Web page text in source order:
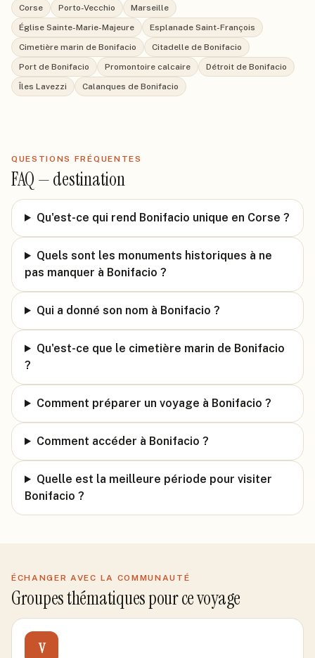
Corse Porto-Vecchio
Marseille
Église Sainte-Marie-Majeure
Esplanade Saint-François
Cimetière marin de Bonifacio
Citadelle de Bonifacio
Port de Bonifacio
Promontoire calcaire
Détroit de Bonifacio
Îles Lavezzi
Calanques de Bonifacio
QUESTIONS FRÉQUENTES
FAQ —destination
Qu'est-ce qui rend Bonifacio unique en Corse ?
Quels sont les monuments historiques à ne
pas manquer à Bonifacio ?
Qui a donné son nom à Bonifacio ?
Qu'est-ce que le cimetière marin de Bonifacio
?
Comment préparer un voyage à Bonifacio ?
Comment accéder à Bonifacio ?
Quelle est la meilleure période pour visiter
Bonifacio ?
ÉCHANGER AVEC LA COMMUNAUTÉ
Groupes thématiques pour ce voyage
V